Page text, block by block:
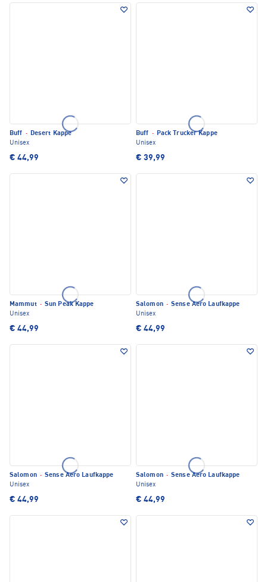
Buff · Desert Kappe
Unisex
€ 44,99
Buff · Pack Trucker Kappe
Unisex
€ 39,99
Mammut · Sun Peak Kappe
Unisex
€ 44,99
Salomon · Sense Aero Laufkappe
Unisex
€ 44,99
Salomon · Sense Aero Laufkappe
Unisex
€ 44,99
Salomon · Sense Aero Laufkappe
Unisex
€ 44,99